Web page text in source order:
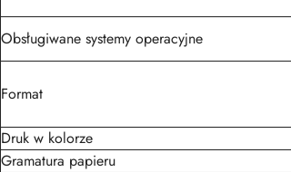
Obsługiwane systemy operacyjne
Format
Druk w kolorze
Gramatura papieru